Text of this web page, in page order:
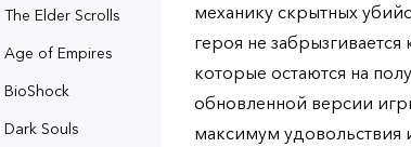
The Elder Scrolls
Age of Empires
BioShock
Dark Souls
механику скрытных
героя не
которые остаются на
обновленной версии
максимум удовольствия